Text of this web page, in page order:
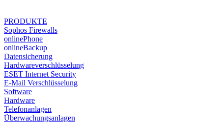
PRODUKTE
Sophos Firewalls
onlinePhone
onlineBackup
Datensicherung
Hardwareverschlüsselung
ESET Internet Security
E-Mail Verschlüsselung
Software
Hardware
Telefonanlagen
Überwachungsanlagen